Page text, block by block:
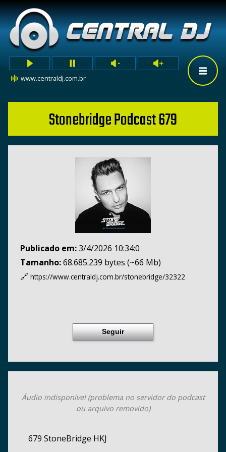
www.centraldj.com.br
Stonebridge Podcast 679
Publicado em:3/4/2026 10:34:0
Tamanho:68.685.239 bytes (~66 Mb)
🔗 https://www.centraldj.com.br/stonebridge/32322
Seguir
Áudio indisponível (problema no servidor do podcast
ou arquivo removido)
679 StoneBridge HKJ